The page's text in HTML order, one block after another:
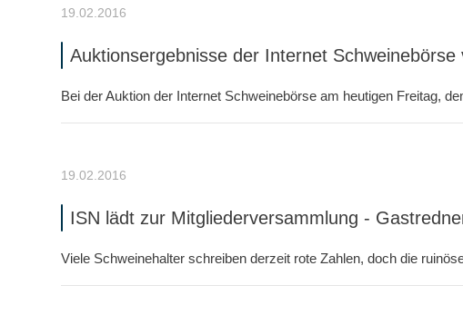
19.02.2016
Auktionsergebnisse der Internet
Bei der Auktion der Internet Schweinebörse am heutigen Freitag,
19.02.2016
ISN lädt zur Mitgliederversammlung -
Viele Schweinehalter schreiben derzeit rote Zahlen, doch die